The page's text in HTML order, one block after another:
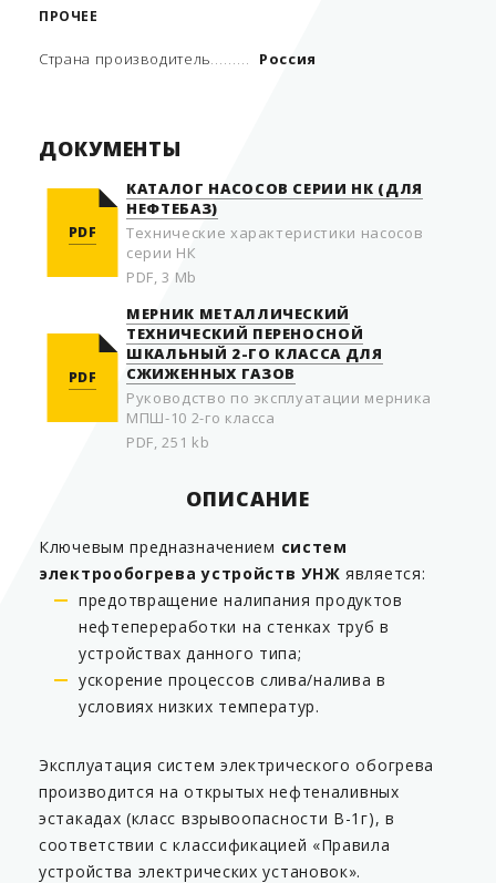
ПРОЧЕЕ
Страна производитель Россия
ДОКУМЕНТЫ
PDF
КАТАЛОГ НАСОСОВ СЕРИИ НК (ДЛЯ
НЕФТЕБАЗ)
Технические характеристики насосов
серии НК
PDF, 3 Mb
PDF
МЕРНИК МЕТАЛЛИЧЕСКИЙ
ТЕХНИЧЕСКИЙ ПЕРЕНОСНОЙ
ШКАЛЬНЫЙ 2-ГО КЛАССА ДЛЯ
СЖИЖЕННЫХ ГАЗОВ
Руководство по эксплуатации мерника
МПШ-10 2-го класса
PDF, 251 kb
ОПИСАНИЕ
Ключевым предназначением систем
электрообогрева устройств УНЖ является:
предотвращение налипания продуктов
нефтепереработки на стенках труб в
устройствах данного типа;
ускорение процессов слива/налива в
условиях низких температур.
Эксплуатация систем электрического обогрева
производится на открытых нефтеналивных
эстакадах (класс взрывоопасности В-1г), в
соответствии с классификацией «Правила
устройства электрических установок».